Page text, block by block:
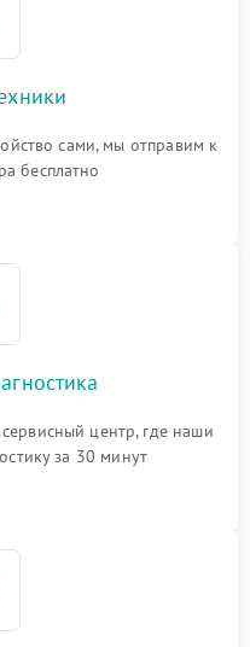
сами, мы отправим к
бесплатно
центр, где наши
за 30 минут